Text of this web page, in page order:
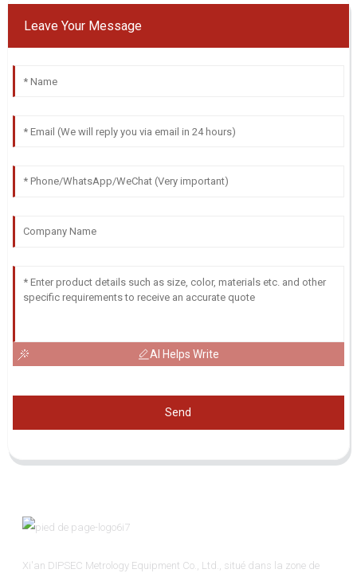
Leave Your Message
AI Helps Write
Send
Xi'an DIPSEC Metrology Equipment Co., Ltd., situé dans la zone de